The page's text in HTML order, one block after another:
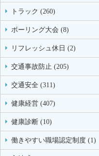
トラック (260)
ボーリング大会 (8)
リフレッシュ休日 (2)
交通事故防止 (205)
交通安全 (311)
健康経営 (407)
健康診断 (10)
働きやすい職場認定制度 (1)